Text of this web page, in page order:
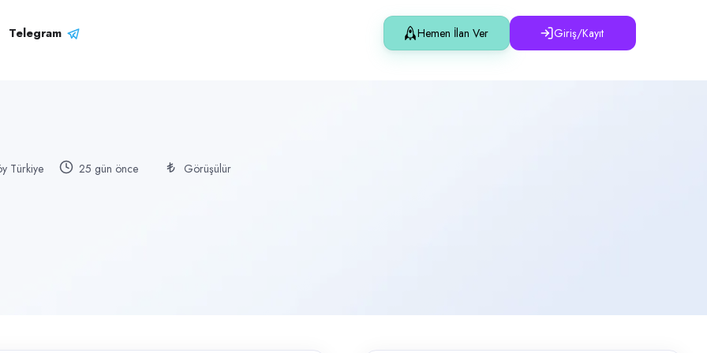
Telegram Hemen İlan Ver Giriş/Kayıt
Türkiye 25 gün önce Görüşülür